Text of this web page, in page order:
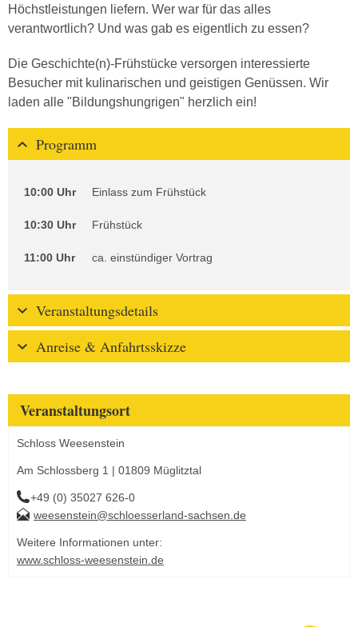
Höchstleistungen liefern. Wer war für das alles
verantwortlich? Und was gab es eigentlich zu essen?
Die Geschichte(n)-Frühstücke versorgen interessierte
Besucher mit kulinarischen und geistigen Genüssen. Wir
laden alle "Bildungshungrigen" herzlich ein!
Programm
10:00 Uhr Einlass zum Frühstück
10:30 Uhr Frühstück
11:00 Uhr ca. einstündiger Vortrag
Veranstaltungsdetails
Anreise & Anfahrtsskizze
Veranstaltungsort
Schloss Weesenstein
Am Schlossberg 1 | 01809 Müglitztal
+49 (0) 35027 626-0
weesenstein@schloesserland-sachsen.de
Weitere Informationen unter:
www.schloss-weesenstein.de